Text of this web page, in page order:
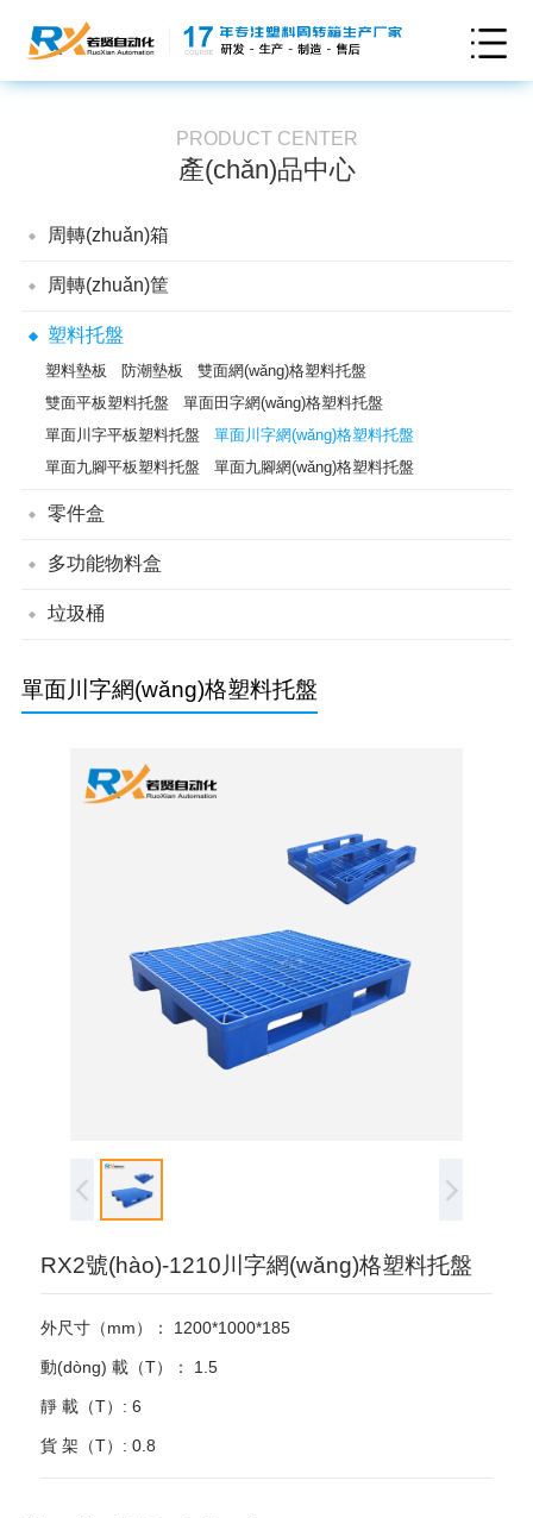
PRODUCT CENTER
產(chǎn)品中心
周轉(zhuǎn)箱
煙草周轉(zhuǎn)箱
可堆式周轉(zhuǎn)箱
周轉(zhuǎn)筐
通用型周轉(zhuǎn)筐
塑料托盤
塑料墊板 防潮墊板
雙面網(wǎng)格塑料托盤
雙面平板塑料托盤
單面田字網(wǎng)格塑料托盤
單面川字平板塑料托盤
單面川字網(wǎng)格塑料托盤
單面九腳平板塑料托盤
單面九腳網(wǎng)格塑料托盤
零件盒
多功能物料盒
垃圾桶
單面川字網(wǎng)格塑料托盤
RX2號(hào)-1210川字網(wǎng)格塑料托盤
外尺寸（mm）： 1200*1000*185
動(dòng) 載（T）： 1.5
靜 載（T）: 6
貨 架（T）: 0.8